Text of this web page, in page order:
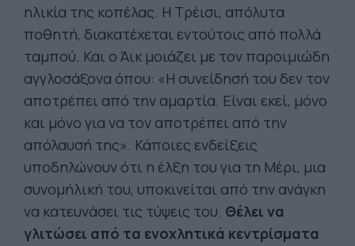
ηλικία της κοπέλας. Η Τρέισι, απόλυτα
ποθητή, διακατέχεται εντούτοις από πολλά
ταμπού. Και ο Άικ μοιάζει με τον παροιμιώδη
αγγλοσάξονα όπου: «Η συνείδησή του δεν τον
αποτρέπει από την αμαρτία. Είναι εκεί, μόνο
και μόνο για να τον αποτρέπει από την
απόλαυσή της». Κάποιες ενδείξεις
υποδηλώνουν ότι η έλξη του για τη Μέρι, μια
συνομήλική του, υποκινείται από την ανάγκη
να κατευνάσει τις τύψεις του. Θέλει να
γλιτώσει από τα ενοχλητικά κεντρίσματα